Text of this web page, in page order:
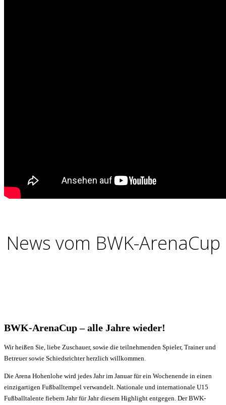
News vom BWK-ArenaCup
BWK-ArenaCup – alle Jahre wieder!
Wir heißen Sie, liebe Zuschauer, sowie die t­eilnehmenden Spieler, Trainer und
Betreuer sowie S­chiedsrichter herzlich willkommen.
Die Arena Hohenlohe wird jedes Jahr im Januar für ein Wochenende in einen
einzigartigen Fußballtempel verwandelt. Nationale und internationale U15
Fußballtalente fiebern Jahr für Jahr diesem Highlight entgegen. Der BWK-